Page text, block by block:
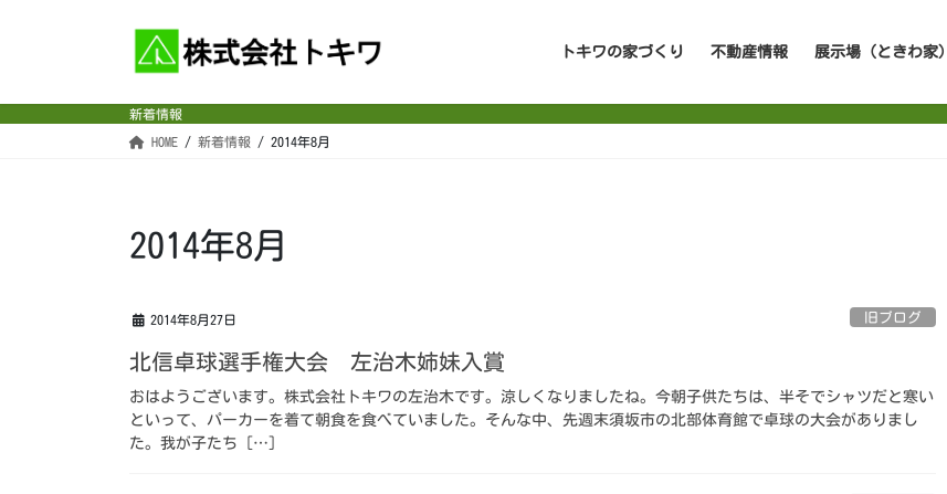
トキワの家づくり 不動産情報 展示場（ときわ家）
新着情報
HOME 新着情報 2014年8月
2014年8月
2014年8月27日 旧ブログ
北信卓球選手権大会 左治木姉妹入賞
おはようございます。株式会社トキワの左治木です。涼しくなりましたね。今朝子供たちは、半そでシャツだと寒い
といって、パーカーを着て朝食を食べていました。そんな中、先週末須坂市の北部体育館で卓球の大会がありまし
た。我が子たち […]